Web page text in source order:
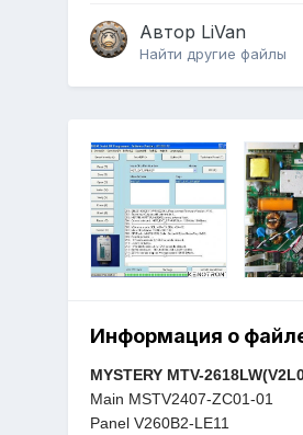
Автор LiVan
Найти другие файлы
Информация о
MYSTERY MTV-
Main MSTV2407-ZC01-01
Panel V260B2-LE11